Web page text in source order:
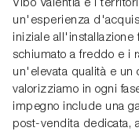
Vibo Valentia e i
un'esperienza
iniziale all'installazione
schiumato a freddo e i
un'elevata qualità e un
valorizziamo in ogni
impegno include una
post-vendita dedicata,